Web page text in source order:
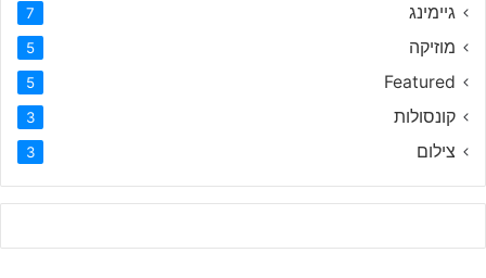
גיימינג 7
מוזיקה 5
Featured
5
קונסולות 3
צילום 3